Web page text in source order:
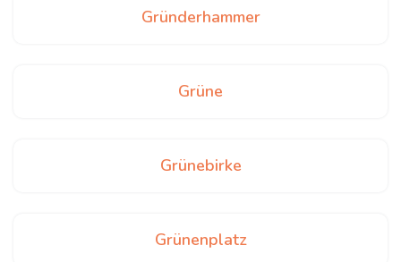
Gründerhammer
Grüne
Grünebirke
Grünenplatz